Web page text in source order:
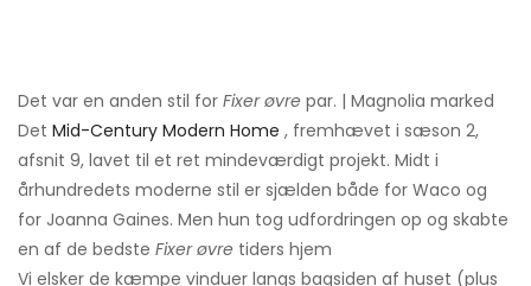
Det var en anden stil for Fixer øvre par. | Magnolia marked
Det Mid-Century Modern Home , fremhævet i sæson 2,
afsnit 9, lavet til et ret mindeværdigt projekt. Midt i
århundredets moderne stil er sjælden både for Waco og
for Joanna Gaines. Men hun tog udfordringen op og skabte
en af ​​de bedste Fixer øvre tiders hjem
Vi elsker de kæmpe vinduer langs bagsiden af ​​huset (plus